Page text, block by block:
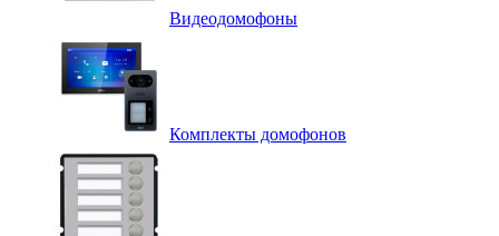
Видеодомофоны
Комплекты домофонов